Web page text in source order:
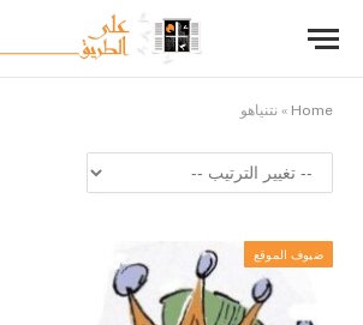
Home
» نتنياهو
ضيوف الموقع